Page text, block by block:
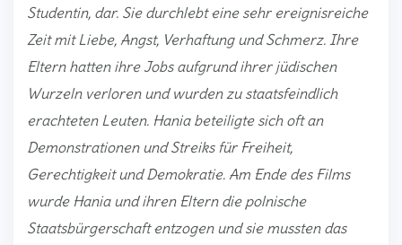
Studentin, dar. Sie durchlebt eine sehr ereignisreiche
Zeit mit Liebe, Angst, Verhaftung und Schmerz. Ihre
Eltern hatten ihre Jobs aufgrund ihrer jüdischen
Wurzeln verloren und wurden zu staatsfeindlich
erachteten Leuten. Hania beteiligte sich oft an
Demonstrationen und Streiks für Freiheit,
Gerechtigkeit und Demokratie. Am Ende des Films
wurde Hania und ihren Eltern die polnische
Staatsbürgerschaft entzogen und sie mussten das